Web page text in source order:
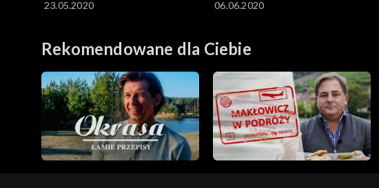
23.05.2020 06.06.2020
Rekomendowane dla Ciebie